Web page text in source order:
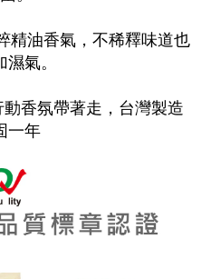
油香氣，不稀釋味道也
氣。
香氛帶著走，台灣製造
一年